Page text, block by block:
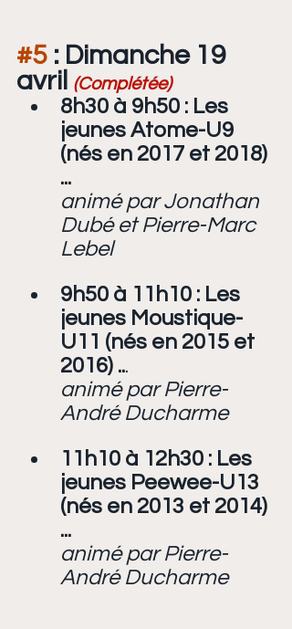
#5 : Dimanche 19
avril
(Complétée)
8h30 à 9h50 : Les
jeunes Atome-U9
(nés en 2017 et 2018)
...
animé par Jonathan
Dubé et Pierre-Marc
Lebel
9h50 à 11h10 : Les
jeunes Moustique-
U11 (nés en 2015 et
2016) ...
animé par Pierre-
André Ducharme
11h10 à 12h30 : Les
jeunes Peewee-U13
(nés en 2013 et 2014)
...
animé par Pierre-
André Ducharme